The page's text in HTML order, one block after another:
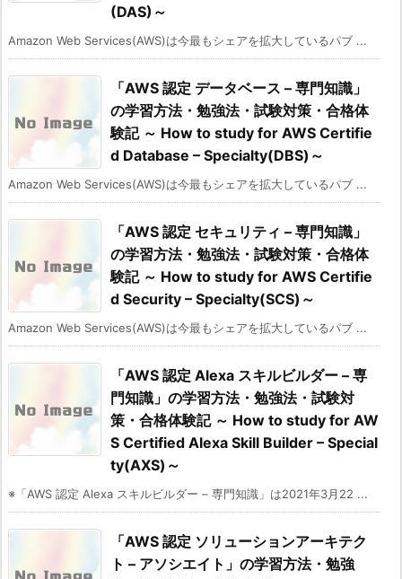
(DAS)～
Amazon Web Services(AWS)は今最もシェアを拡大しているパブ ...
「AWS 認定 データベース – 専門知識」
の学習方法・勉強法・試験対策・合格体
験記 ～ How to study for AWS Certifie
d Database – Specialty(DBS)～
Amazon Web Services(AWS)は今最もシェアを拡大しているパブ ...
「AWS 認定 セキュリティ – 専門知識」
の学習方法・勉強法・試験対策・合格体
験記 ～ How to study for AWS Certifie
d Security – Specialty(SCS)～
Amazon Web Services(AWS)は今最もシェアを拡大しているパブ ...
「AWS 認定 Alexa スキルビルダー – 専
門知識」の学習方法・勉強法・試験対
策・合格体験記 ～ How to study for AW
S Certified Alexa Skill Builder – Special
ty(AXS)～
※「AWS 認定 Alexa スキルビルダー – 専門知識」は2021年3月22 ...
「AWS 認定 ソリューションアーキテク
ト – アソシエイト」の学習方法・勉強